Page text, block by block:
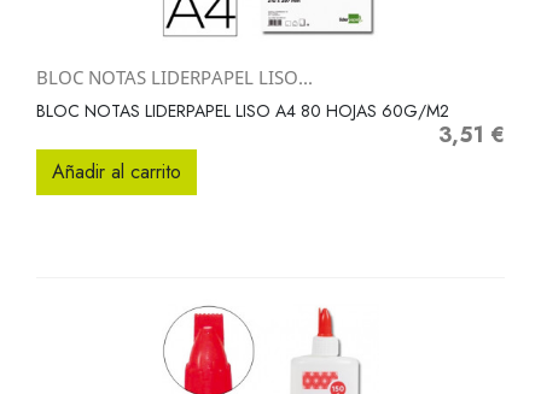
BLOC NOTAS LIDERPAPEL LISO...
BLOC NOTAS LIDERPAPEL LISO A4 80 HOJAS 60G/M2
Precio
3,51 €
Añadir al carrito